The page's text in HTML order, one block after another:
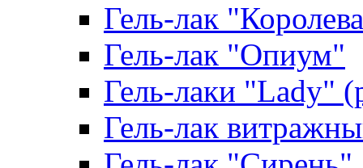
Гель-лак
Гель-лак "Опиум"
Гель-лаки "Lady"
Гель-лак